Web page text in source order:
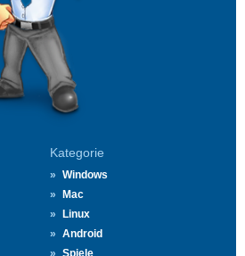
Kategorie
Windows
Mac
Linux
Android
Spiele